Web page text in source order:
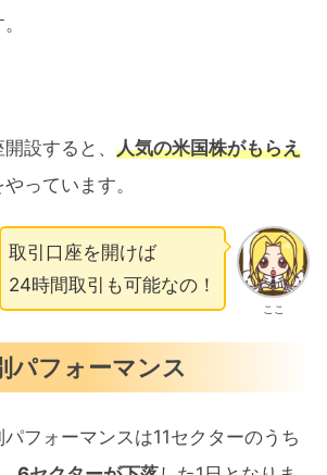
設すると、 人気の米国株がもらえ
やっています。
ここ
取引口座を開けば
24時間取引も可能なの！
パフォーマンス
フォーマンスは11セクターのうち